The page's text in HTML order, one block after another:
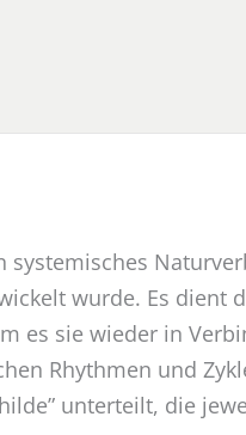
systemisches
wurde. Es
es sie wieder in
Rhythmen und
unterteilt, die